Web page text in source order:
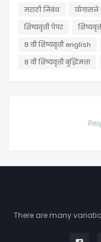
मराठी निबंध
योगासने
शिष्यवृत्ती पेपर
८ वी शिष्यवृत्ती english
८ वी शिष्यवृत्ती बुद्धिमत्ता
There are many